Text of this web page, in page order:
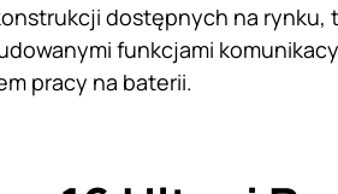
dostępnych na rynku,
funkcjami
pracy na baterii.